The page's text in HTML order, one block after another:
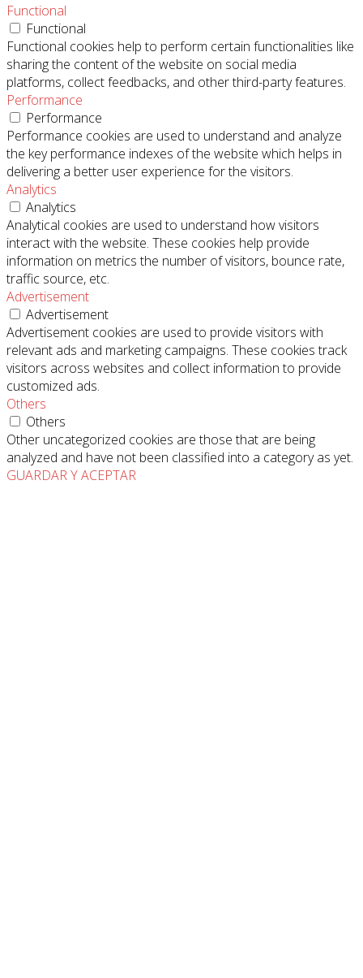
Functional
Functional
Functional cookies help to perform certain functionalities like
sharing the content of the website on social media
platforms, collect feedbacks, and other third-party features.
Performance
Performance
Performance cookies are used to understand and analyze
the key performance indexes of the website which helps in
delivering a better user experience for the visitors.
Analytics
Analytics
Analytical cookies are used to understand how visitors
interact with the website. These cookies help provide
information on metrics the number of visitors, bounce rate,
traffic source, etc.
Advertisement
Advertisement
Advertisement cookies are used to provide visitors with
relevant ads and marketing campaigns. These cookies track
visitors across websites and collect information to provide
customized ads.
Others
Others
Other uncategorized cookies are those that are being
analyzed and have not been classified into a category as yet.
GUARDAR Y ACEPTAR